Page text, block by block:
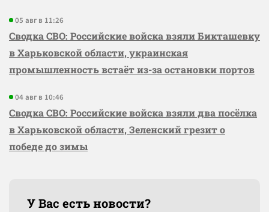
05 авг в 11:26
Сводка СВО: Российские войска взяли Бикташевку
в Харьковской области, украинская
промышленность встаёт из-за остановки портов
04 авг в 10:46
Сводка СВО: Российские войска взяли два посёлка
в Харьковской области, Зеленский грезит о
победе до зимы
У Вас есть новости?